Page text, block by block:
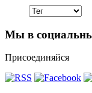
Мы в
Присоединяйся